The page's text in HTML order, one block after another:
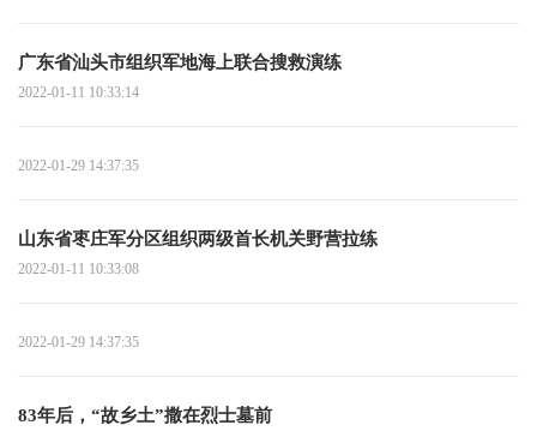
广东省汕头市组织军地海上联合搜救演练
2022-01-11 10:33:14
2022-01-29 14:37:35
山东省枣庄军分区组织两级首长机关野营拉练
2022-01-11 10:33:08
2022-01-29 14:37:35
83年后，“故乡土”撒在烈士墓前